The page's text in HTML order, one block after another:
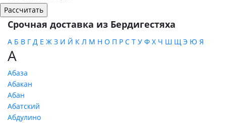
Срочная доставка из Бердигестяха
А Б В Г Д Е Ж З И Й К Л М Н О П Р С Т У Ф Х Ч Ш Щ Э Ю Я
А
Абаза
Абакан
Абан
Абатский
Абдулино